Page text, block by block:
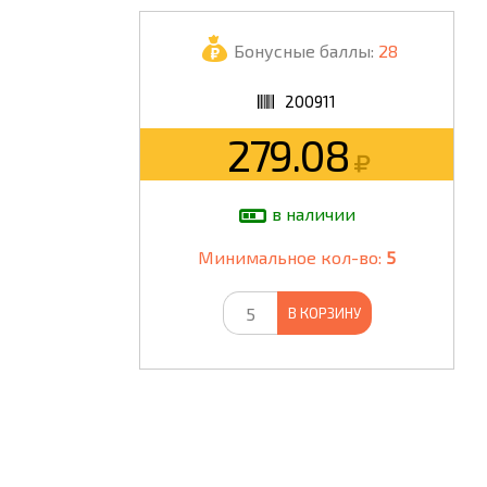
ШКОЛА Бонусные баллы: 28
200911
279.08
в наличии
Минимальное кол-во: 5
В КОРЗИНУ